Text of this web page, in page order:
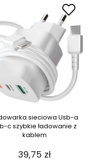
sieciowa Usb-a
c szybkie ładowanie z
kablem
39,75 zł